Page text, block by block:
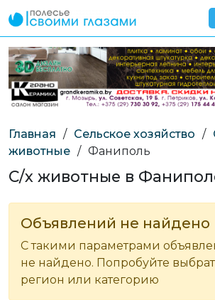
Главная / Сельское хозяйство /
животные / Фаниполь
С/х животные в
Объявлений не найдено
С такими параметрами
не найдено. Попробуйте
регион или категорию